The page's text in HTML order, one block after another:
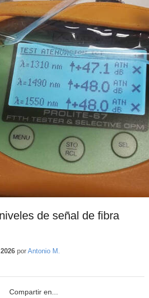
de señal de fibra
por Antonio M.